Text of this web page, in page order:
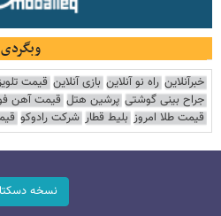
وبگردی
خبرآنلاین راه نو آنلاین بازی آنلاین قیمت
جراح بینی گوشتی پرشین هتل قیمت آهن
قیمت طلا امروز بلیط قطار شرکت رادوکو
نسخه